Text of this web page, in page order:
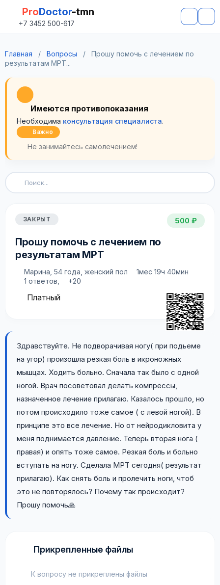
ProDoctor-tmn
+7 3452 500-617
Главная / Вопросы /
Прошу помочь с лечением по
результатам МРТ...
Имеются противопоказания
Необходима консультация специалиста.
Важно
Не занимайтесь самолечением!
ЗАКРЫТ 500 ₽
Прошу помочь с лечением по
результатам МРТ
Марина, 54 года, женский пол
1мес 19ч 40мин
1 ответов,
+20
Платный
Здравствуйте. Не подворачивая ногу( при подьеме
на угор) произошла резкая боль в икроножных
мышцах. Ходить больно. Сначала так было с одной
ногой. Врач посоветовал делать компрессы,
назначенное лечение прилагаю. Казалось прошло, но
потом происходило тоже самое ( с левой ногой). В
принципе это все лечение. Но от нейродикловита у
меня поднимается давление. Теперь вторая нога (
правая) и опять тоже самое. Резкая боль и больно
вступать на ногу. Сделала МРТ сегодня( результат
прилагаю). Как снять боль и пролечить ноги, чтоб
это не повторялось? Почему так происходит?
Прошу помочь🙏
Прикрепленные файлы
К вопросу не прикреплены файлы